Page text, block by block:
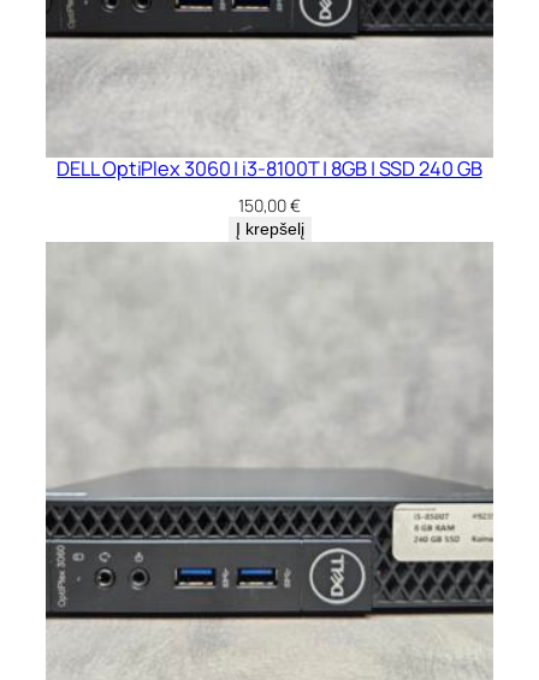
DELL OptiPlex 3060 | i3-8100T | 8GB | SSD 240 GB
150,00€
Į krepšelį